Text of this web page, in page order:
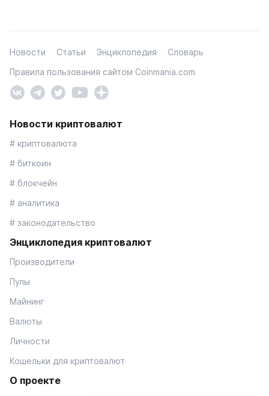
Новости Статьи Энциклопедия
Словарь
Правила пользования сайтом Coinmania.com
Новости криптовалют
# криптовалюта
# биткоин
# блокчейн
# аналитика
# законодательство
Энциклопедия криптовалют
Производители
Пулы
Майнинг
Валюты
Личности
Кошельки для криптовалют
О проекте